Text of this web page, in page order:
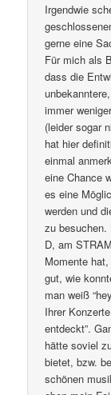
Irgendwie
gerne eine
Für mich als
dass die
immer
(leider sogar
hat hier
einmal
eine Chance
es eine
werden und
zu
D, am
Momente
gut, wie
man weiß
Ihrer
entdeckt”.
hätte soviel
bietet, bzw.
schönen